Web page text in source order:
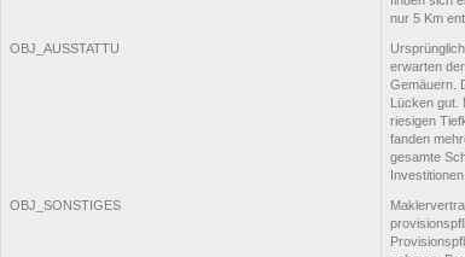
nur 5 Km
OBJ_AUSSTATTU
erwarten
Gemäuern.
Lücken gut.
riesigen
fanden
gesamte
OBJ_SONSTIGES